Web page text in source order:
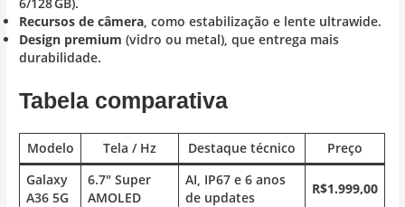
6/128 GB).
Recursos de câmera, como estabilização e lente ultrawide.
Design premium (vidro ou metal), que entrega mais
durabilidade.
Tabela comparativa
Modelo Tela / Hz Destaque técnico
Preço
Galaxy
A36 5G
6.7″ Super
AMOLED
AI, IP67 e 6 anos
de updates
R$1.999,00